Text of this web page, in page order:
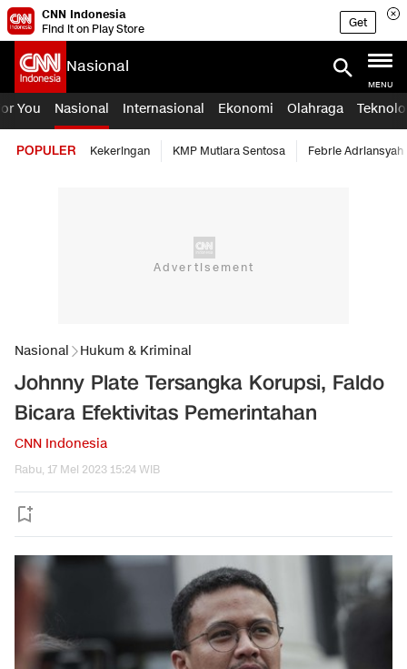
CNN Indonesia
Find it on Play Store
Get
Nasional
MENU
You Nasional Internasional Ekonomi Olahraga
POPULER Kekeringan KMP Mutiara Sentosa Febrie Adriansyah
Nasional Hukum & Kriminal
Johnny Plate Tersangka Korupsi, Faldo
Bicara Efektivitas Pemerintahan
CNN Indonesia
Rabu, 17 Mei 2023 15:24 WIB